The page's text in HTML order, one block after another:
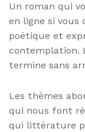
Un roman qui
en ligne si vous
poétique et
contemplation.
termine sans
Les thèmes
qui nous font
qui littérature